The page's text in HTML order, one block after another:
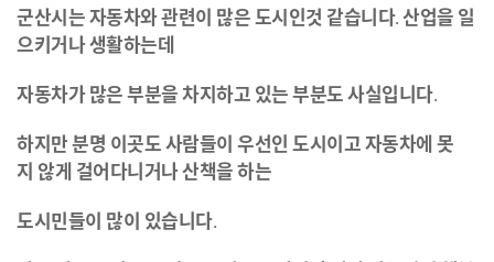
이
동
군산시는자동차와관련이 많은도시인것 같습니다. 산업을 일
으키거나생활하는데
자동차가 많은부분을차지하고 있는부분도사실입니다.
하지만분명 이곳도사람들이 우선인 도시이고자동차에못
지 않게 걸어다니거나산책을하는
도시민들이 많이 있습니다.